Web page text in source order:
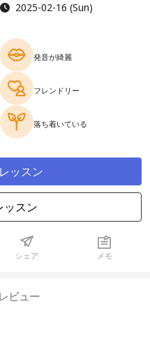
2025-02-16 (Sun)
発音が綺麗
フレンドリー
落ち着いている
ッスン
ッスン
シェア メモ
レビュー